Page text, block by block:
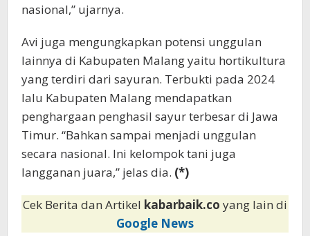
nasional,” ujarnya.
Avi juga mengungkapkan potensi unggulan
lainnya di Kabupaten Malang yaitu hortikultura
yang terdiri dari sayuran. Terbukti pada 2024
lalu Kabupaten Malang mendapatkan
penghargaan penghasil sayur terbesar di Jawa
Timur. “Bahkan sampai menjadi unggulan
secara nasional. Ini kelompok tani juga
langganan juara,” jelas dia. (*)
Cek Berita dan Artikel kabarbaik.co yang lain di
Google News